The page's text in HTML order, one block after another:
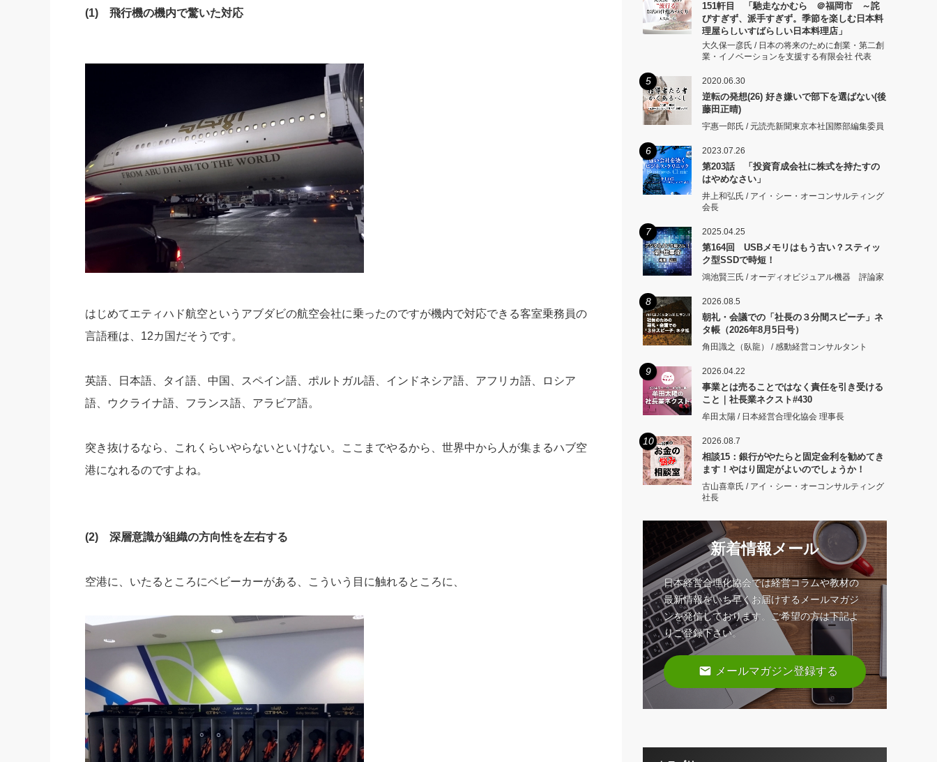
(1) 飛行機の機内で驚いた対応
はじめてエティハド航空というアブダビの航空会社に乗ったのですが機内で対応できる客室乗務員の
言語種は、12カ国だそうです。
英語、日本語、タイ語、中国、スペイン語、ポルトガル語、インドネシア語、アフリカ語、ロシア
語、ウクライナ語、フランス語、アラビア語。
突き抜けるなら、これくらいやらないといけない。ここまでやるから、世界中から人が集まるハブ空
港になれるのですよね。
(2) 深層意識が組織の方向性を左右する
空港に、いたるところにベビーカーがある、こういう目に触れるところに、
151軒目 「馳走なかむら ＠福岡市 ～詫
びすぎず、派手すぎず。季節を楽しむ日本料
理屋らしいすばらしい日本料理店」
大久保一彦氏 / 日本の将来のために創業・第二創
業・イノベーションを支援する有限会社 代表
5 2020.06.30
逆転の発想(26) 好き嫌いで部下を選ばない(後
藤田正晴)
宇惠一郎氏 / 元読売新聞東京本社国際部編集委員
6 2023.07.26
第203話 「投資育成会社に株式を持たすの
はやめなさい」
井上和弘氏 / アイ・シー・オーコンサルティング
会長
7 2025.04.25
第164回 USBメモリはもう古い？スティッ
ク型SSDで時短！
鴻池賢三氏 / オーディオビジュアル機器 評論家
8 2026.08.5
朝礼・会議での「社長の３分間スピーチ」ネ
タ帳（2026年8月5日号）
角田識之（臥龍） / 感動経営コンサルタント
9 2026.04.22
事業とは売ることではなく責任を引き受ける
こと｜社長業ネクスト#430
牟田太陽 / 日本経営合理化協会 理事長
10 2026.08.7
相談15：銀行がやたらと固定金利を勧めてき
ます！やはり固定がよいのでしょうか！
古山喜章氏 / アイ・シー・オーコンサルティング
社長
新着情報メール
日本経営合理化協会では経営コラムや教材の
最新情報をいち早くお届けするメールマガジ
ンを発信しております。ご希望の方は下記よ
りご登録下さい。
email メールマガジン登録する